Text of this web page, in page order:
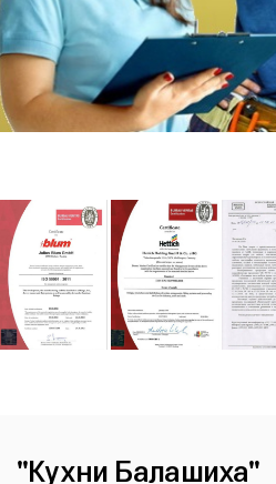
"Кухни Балашиха"